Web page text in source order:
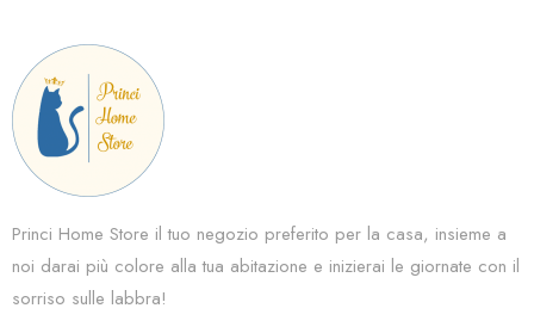
Princi Home Store il tuo negozio preferito per la casa, insieme a
noi darai più colore alla tua abitazione e inizierai le giornate con il
sorriso sulle labbra!